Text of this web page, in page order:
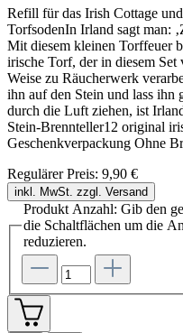
Refill für das Irish Cottage
TorfsodenIn Irland sagt man:
Mit diesem kleinen Torffeuer
irische Torf, der in diesem
Weise zu Räucherwerk
ihn auf den Stein und lass
durch die Luft ziehen, ist
Stein-Brennteller12 original
Geschenkverpackung Ohne
Regulärer Preis: 9,90 €
inkl. MwSt. zzgl. Versand
Produkt Anzahl: Gib den
die Schaltflächen um die
reduzieren.